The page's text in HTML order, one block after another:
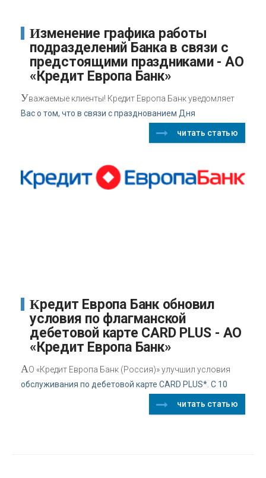
Изменение графика работы
подразделений Банка в связи с
предстоящими праздниками - АО
«Кредит Европа Банк»
Уважаемые клиенты! Кредит Европа Банк уведомляет
Вас о том, что в связи с празднованием Дня
читать статью
Кредит Европа Банк обновил
условия по флагманской
дебетовой карте CARD PLUS - АО
«Кредит Европа Банк»
АО «Кредит Европа Банк (Россия)» улучшил условия
обслуживания по дебетовой карте CARD PLUS*. С 10
читать статью